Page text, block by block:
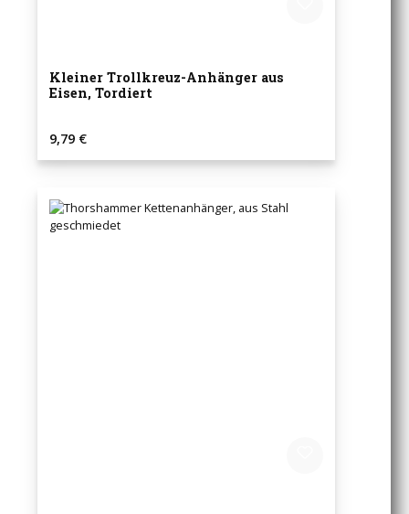
Kleiner Trollkreuz-Anhänger aus
Eisen, Tordiert
Regulärer Preis:
9,79 €